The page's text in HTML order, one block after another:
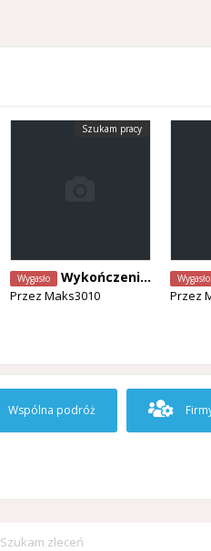
Szukam pracy
Wygasło Wykończenia wnętrz i nie tylko
Przez Maks3010
Wygasło
Przez
Wspólna podróż
Szukam zleceń